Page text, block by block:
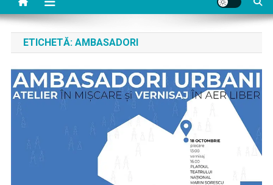
ETICHETĂ: AMBASADORI